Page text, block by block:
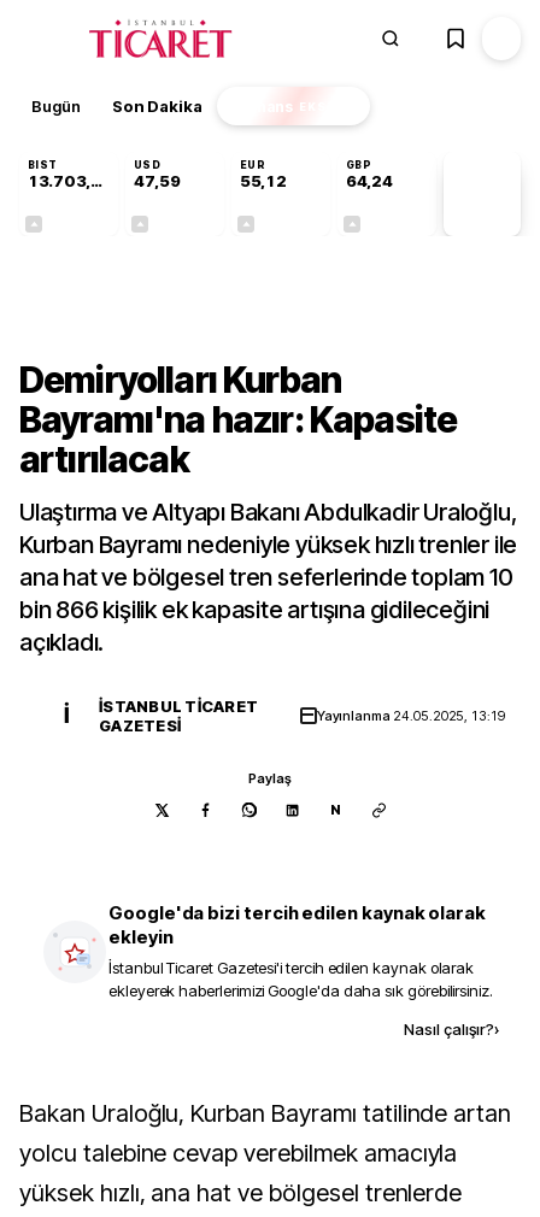
Bugün Son Dakika Finans EKSTRA
BIST
13.703,13
USD
47,59
EUR
55,12
GBP
64,24
Demiryolları Kurban
Bayramı'na hazır: Kapasite
artırılacak
Ulaştırma ve Altyapı Bakanı Abdulkadir Uraloğlu,
Kurban Bayramı nedeniyle yüksek hızlı trenler ile
ana hat ve bölgesel tren seferlerinde toplam 10
bin 866 kişilik ek kapasite artışına gidileceğini
açıkladı.
İ
İSTANBUL TICARET
GAZETESI
Yayınlanma 24.05.2025, 13:19
Paylaş
N
Google'da bizi tercih edilen kaynak olarak
ekleyin
İstanbul Ticaret Gazetesi'i tercih edilen kaynak olarak
ekleyerek haberlerimizi Google'da daha sık görebilirsiniz.
Nasıl çalışır?›
Bakan Uraloğlu, Kurban Bayramı tatilinde artan
yolcu talebine cevap verebilmek amacıyla
yüksek hızlı, ana hat ve bölgesel trenlerde